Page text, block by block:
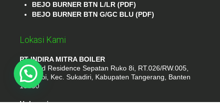
BEJO BURNER BTN L/LR (PDF)
BEJO BURNER BTN G/GC BLU (PDF)
Lokasi Kami
PT INDIRA MITRA BOILER
Emerald Residence Sepatan Ruko 8i, RT.026/RW.005,
Kosambi, Kec. Sukadiri, Kabupaten Tangerang, Banten
15530
Hubungi